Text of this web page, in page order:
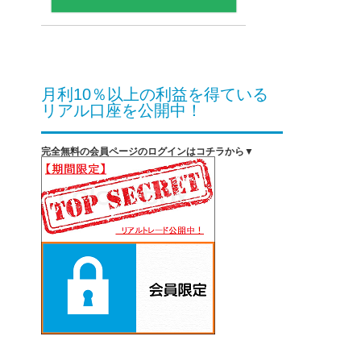
月利10％以上の利益を得ている
リアル口座を公開中！
完全無料の会員ページのログインはコチラから▼